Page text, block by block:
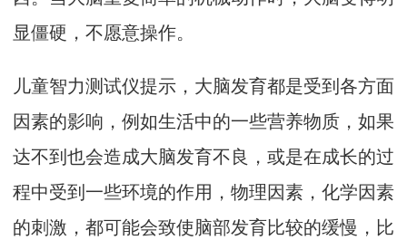
显僵硬，不愿意操作。
儿童智力测试仪提示，大脑发育都是受到各方面
因素的影响，例如生活中的一些营养物质，如果
达不到也会造成大脑发育不良，或是在成长的过
程中受到一些环境的作用，物理因素，化学因素
的刺激，都可能会致使脑部发育比较的缓慢，比